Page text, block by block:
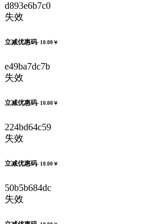
d893e6b7c0
失效
立减优惠码- 10.00￥
e49ba7dc7b
失效
立减优惠码- 10.00￥
224bd64c59
失效
立减优惠码- 10.00￥
50b5b684dc
失效